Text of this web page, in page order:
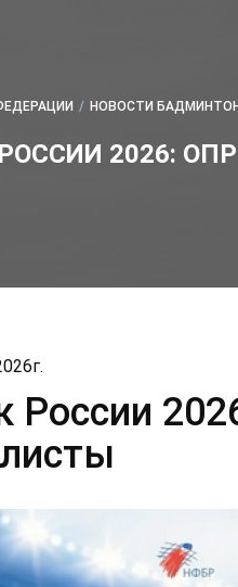
/ НОВОСТИ
2026:
России